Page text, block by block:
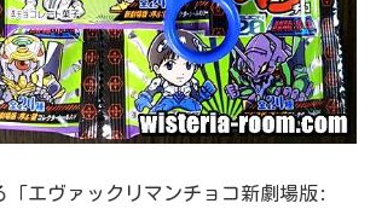
「エヴァックリマンチョコ新劇場版: